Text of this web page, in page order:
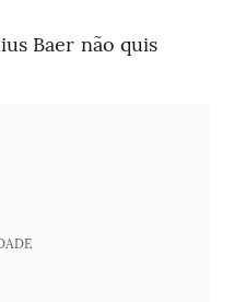
Baer não quis